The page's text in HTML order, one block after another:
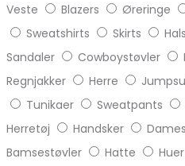
Veste
Blazers Øreringe
Sweatshirts
Skirts
Sandaler
Cowboystøvler
Regnjakker
Herre
Tunikaer
Sweatpants
Herretøj
Handsker
Bamsestøvler
Hatte